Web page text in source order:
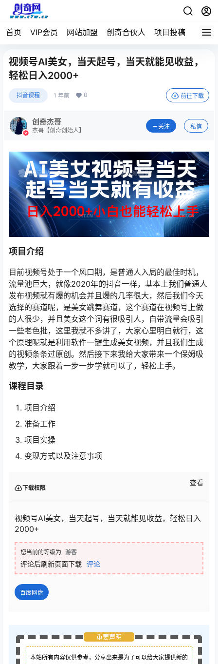
首页 VIP会员 网站加盟 创奇合伙人 项目投稿
视频号AI美女，当天起号，当天就能见收益，
轻松日入2000+
抖音课程 1 年前 0 前往下载
创奇杰哥
杰哥【创奇创始人】
关注 私信
项目介绍
目前视频号处于一个风口期，是普通人入局的最佳时机，
流量池巨大，就像2020年的抖音一样，基本上我们普通人
发布视频就有爆的机会并且爆的几率很大，然后我们今天
选择的赛道呢，是美女跳舞赛道，这个赛道在视频号上做
的人很少，并且美女这个词有很吸引人，自带流量会吸引
一些老色批，这里我就不多讲了，大家心里明白就行，这
个原理呢就是利用软件一键生成美女视频，并且我们生成
的视频条条过原创。然后接下来我给大家带来一个保姆吸
教学，大家跟着一步一步学就可以了，轻松上手。
课程目录
项目介绍
准备工作
项目实操
变现方式以及注意事项
下载权限
查看
视频号AI美女，当天起号，当天就能见收益，轻松日入
2000+
您当前的等级为 游客
评论后刷新页面下载 评论
百度网盘
重要声明
本站所有内容仅供参考，分享出来是为了可以给大家提供新的